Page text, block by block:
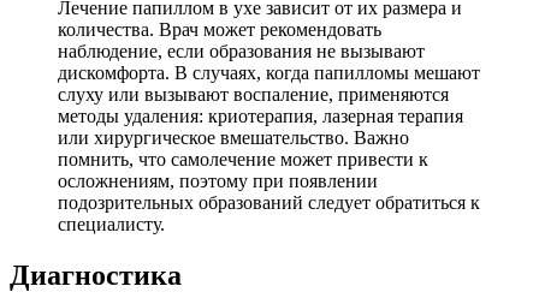
Лечение папиллом в ухе зависит от их размера и
количества. Врач может рекомендовать
наблюдение, если образования не вызывают
дискомфорта. В случаях, когда папилломы мешают
слуху или вызывают воспаление, применяются
методы удаления: криотерапия, лазерная терапия
или хирургическое вмешательство. Важно
помнить, что самолечение может привести к
осложнениям, поэтому при появлении
подозрительных образований следует обратиться к
специалисту.
Диагностика